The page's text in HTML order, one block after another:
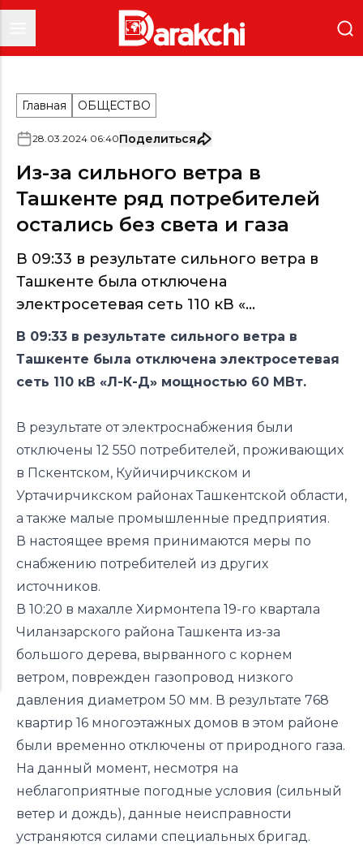
Главная ОБЩЕСТВО
28.03.2024 06:40Поделиться
Из-за сильного ветра в
Ташкенте ряд потребителей
остались без света и газа
В 09:33 в результате сильного ветра в
Ташкенте была отключена
электросетевая сеть 110 кВ «...
В 09:33 в результате сильного ветра в
Ташкенте была отключена электросетевая
сеть 110 кВ «Л-К-Д» мощностью 60 МВт.
В результате от электроснабжения были
отключены 12 550 потребителей, проживающих
в Пскентском, Куйичирчикском и
Уртачирчикском районах Ташкентской области,
а также малые промышленные предприятия.
В настоящее время принимаются меры по
снабжению потребителей из других
источников.
В 10:20 в махалле Хирмонтепа 19-го квартала
Чиланзарского района Ташкента из-за
большого дерева, вырванного с корнем
ветром, поврежден газопровод низкого
давления диаметром 50 мм. В результате 768
квартир 16 многоэтажных домов в этом районе
были временно отключены от природного газа.
На данный момент, несмотря на
неблагоприятные погодные условия (сильный
ветер и дождь), данные неисправности
устраняются силами специальных бригад.